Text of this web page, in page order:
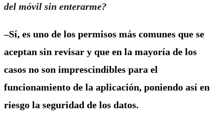
del móvil sin enterarme?
–Sí, es uno de los permisos más comunes que se
aceptan sin revisar y que en la mayoría de los
casos no son imprescindibles para el
funcionamiento de la aplicación, poniendo así en
riesgo la seguridad de los datos.